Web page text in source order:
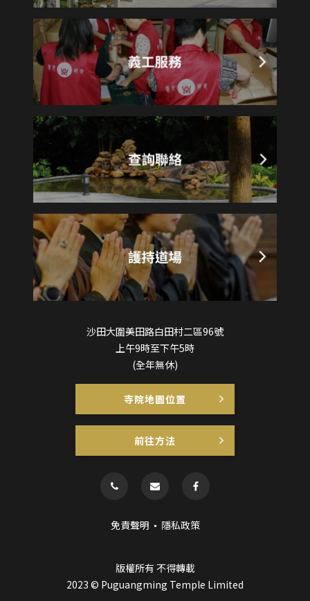
沙田大圍美田路白田村二區96號
上午9時至下午5時
(全年無休)
寺院地圖位置
前往方法
免責聲明 隱私政策
版權所有 不得轉載
2023 © Puguangming Temple Limited